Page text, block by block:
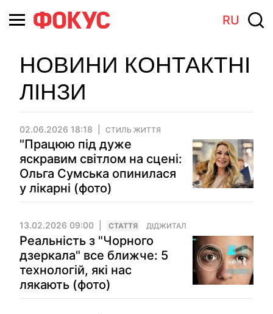
RU
НОВИНИ КОНТАКТНІ
ЛІНЗИ
02.06.2026 18:18 СТИЛЬ ЖИТТЯ
"Працюю під дуже
яскравим світлом на сцені:
Ольга Сумська опинилася
у лікарні (фото)
13.02.2026 09:00 СТАТТЯ ДІДЖИТАЛ
Реальність з "Чорного
дзеркала" все ближче: 5
технологій, які нас
лякають (фото)